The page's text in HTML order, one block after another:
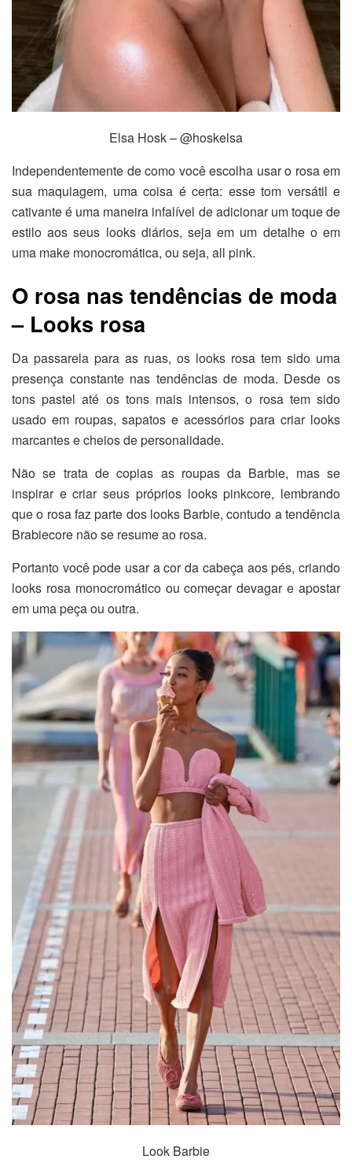
Elsa Hosk – @hoskelsa
Independentemente de como você escolha usar o rosa em
sua maquiagem, uma coisa é certa: esse tom versátil e
cativante é uma maneira infalível de adicionar um toque de
estilo aos seus looks diários, seja em um detalhe o em
uma make monocromática, ou seja, all pink.
O rosa nas tendências de moda
– Looks rosa
Da passarela para as ruas, os looks rosa tem sido uma
presença constante nas tendências de moda. Desde os
tons pastel até os tons mais intensos, o rosa tem sido
usado em roupas, sapatos e acessórios para criar looks
marcantes e cheios de personalidade.
Não se trata de copias as roupas da Barbie, mas se
inspirar e criar seus próprios looks pinkcore, lembrando
que o rosa faz parte dos looks Barbie, contudo a tendência
Brabiecore não se resume ao rosa.
Portanto você pode usar a cor da cabeça aos pés, criando
looks rosa monocromático ou começar devagar e apostar
em uma peça ou outra.
Look Barbie